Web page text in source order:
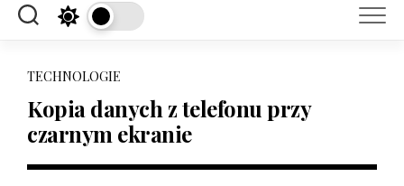
TECHNOLOGIE
Kopia danych z telefonu przy
czarnym ekranie